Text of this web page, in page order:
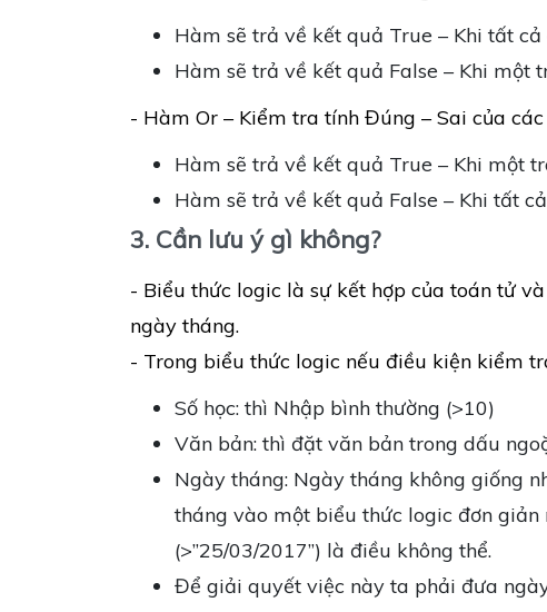
Hàm sẽ trả về kết quả True – Khi tất
Hàm sẽ trả về kết quả False – Khi một
- Hàm Or – Kiểm tra tính Đúng – Sai của
Hàm sẽ trả về kết quả True – Khi một
Hàm sẽ trả về kết quả False – Khi tất
3. Cần lưu ý gì không?
- Biểu thức logic là sự kết hợp của toán tử
ngày tháng.
- Trong biểu thức logic nếu điều kiện kiểm
Số học: thì Nhập bình thường (>10)
Văn bản: thì đặt văn bản trong dấu
Ngày tháng: Ngày tháng không giống
tháng vào một biểu thức logic đơn
(>”25/03/2017”) là điều không thể.
Để giải quyết việc này ta phải đưa